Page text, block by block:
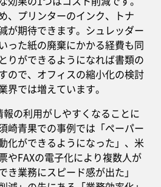
、プリンターのインク、トナ
が期待できます。シュレッダー
った紙の廃棄にかかる経費も同
りができるようになれば書類の
ので、オフィスの縮小化の検討
界では増えています。
の利用がしやすくなることに
崎青果での事例では「ペーパー
化ができるようになった」、米
やFAXの電子化により複数人が
き業務にスピード感が出た」